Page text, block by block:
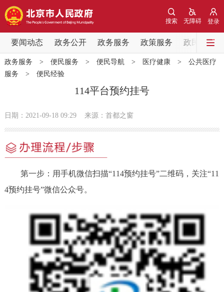
登录
无障碍
搜索
要闻动态 政务公开 政务服务 政策服务 政民互动
要闻动态
党中央精神 国务院信息 中央部委动态
会议信息
各区热点
政务公开
市领导 机构职能 政策服务
决策公开 专题公开
政务服务
个人服务 法人服务 部门服务
政务服务 > 便民服务 > 便民导航 > 医疗健康> 公共医疗
服务 > 便民经验
114平台预约挂号
日期：2021-09-18 09:29 来源：首都之窗
第一步：用手机微信扫描“114预约挂号”二维码，关注“11
4预约挂号”微信公众号。